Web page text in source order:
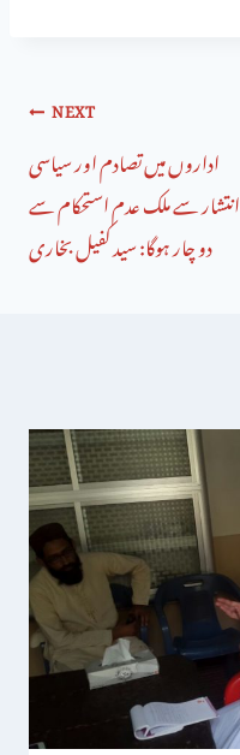
NEXT
اداروں میں تصادم اور سیاسی
انتشار سے ملک عدم استحکام سے
دو چار ہوگا: سید کفیل بخاری